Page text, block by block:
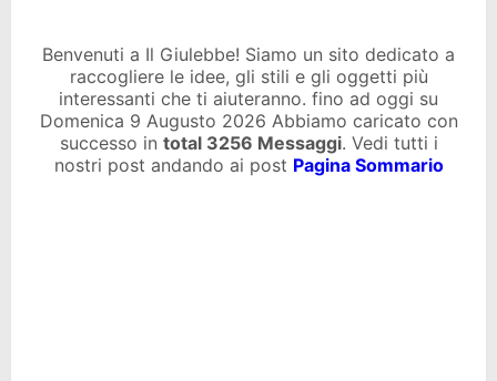
Benvenuti a Il Giulebbe! Siamo un sito dedicato a
raccogliere le idee, gli stili e gli oggetti più
interessanti che ti aiuteranno. fino ad oggi su
Domenica 9 Augusto 2026 Abbiamo caricato con
successo in total 3256 Messaggi. Vedi tutti i
nostri post andando ai post Pagina Sommario